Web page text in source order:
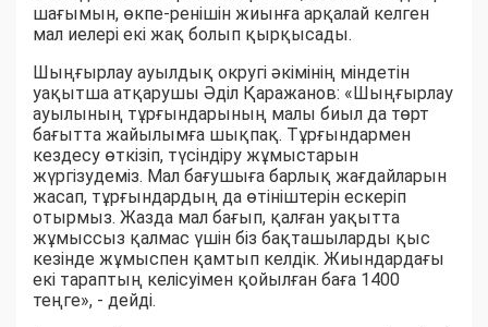
шағымын, өкпе-ренішін жиынға арқалай келген
мал иелері екі жақ болып қырқысады.
Шыңғырлау ауылдық округі әкімінің міндетін
уақытша атқарушы Әділ Қаражанов: «Шыңғырлау
ауылының тұрғындарының малы биыл да төрт
бағытта жайылымға шықпақ. Тұрғындармен
кездесу өткізіп, түсіндіру жұмыстарын
жүргізудеміз. Мал бағушыға барлық жағдайларын
жасап, тұрғындардың да өтініштерін ескеріп
отырмыз. Жазда мал бағып, қалған уақытта
жұмыссыз қалмас үшін біз бақташыларды қыс
кезінде жұмыспен қамтып келдік. Жиындардағы
екі тараптың келісуімен қойылған баға 1400
теңге», - дейді.